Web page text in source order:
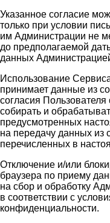
Указанное согласие
только при условии
им Администрации не
до предполагаемой
данных
Использование
принимает данные из
согласия
собирать и
предусмотренных
на передачу данных из
перечисленных в
Отключение и/или
браузера по приему
на сбор и обработку
в соответствии с
конфиденциальности.